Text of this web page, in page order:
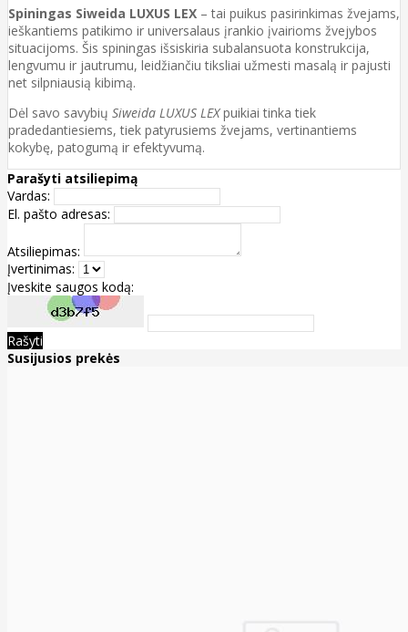
Spiningas Siweida LUXUS LEX – tai puikus pasirinkimas žvejams,
ieškantiems patikimo ir universalaus įrankio įvairioms žvejybos
situacijoms. Šis spiningas išsiskiria subalansuota konstrukcija,
lengvumu ir jautrumu, leidžiančiu tiksliai užmesti masalą ir pajusti
net silpniausią kibimą.
Dėl savo savybių Siweida LUXUS LEXpuikiai tinka tiek
pradedantiesiems, tiek patyrusiems žvejams, vertinantiems
kokybę, patogumą ir efektyvumą.
Parašyti atsiliepimą
Vardas:
El. pašto adresas:
Atsiliepimas:
Įvertinimas:
Įveskite saugos kodą:
Rašyti
Susijusios prekės